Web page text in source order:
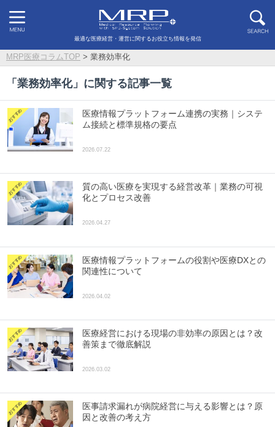
最適な医療経営・運営に関するお役立ち情報を発信
MRP医療コラムTOP > 業務効率化
「 業務効率化」に関する記事一覧
医療情報プラットフォーム連携の実務｜システ
ム接続と標準規格の要点
2026.07.22
質の高い医療を実現する経営改革｜業務の可視
化とプロセス改善
2026.04.27
医療情報プラットフォームの役割や医療DXとの
関連性について
2026.04.02
医療経営における現場の非効率の原因とは？改
善策まで徹底解説
2026.03.02
医事請求漏れが病院経営に与える影響とは？原
因と改善の考え方